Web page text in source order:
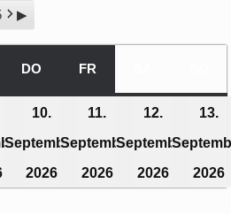
DO DONNERSTAG
FR
9.
10.
September
202610.
11.
September
202611.
12.
September
202612.
13.
2026